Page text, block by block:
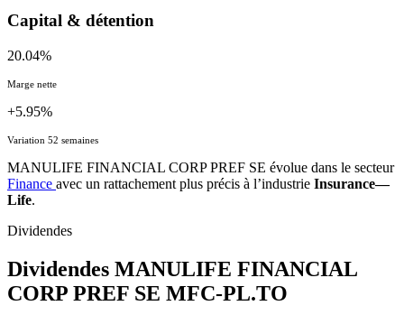
Capital & détention
20.04%
Marge nette
+5.95%
Variation 52 semaines
MANULIFE FINANCIAL CORP PREF SE évolue dans le secteur
Finance avec un rattachement plus précis à l’industrie Insurance—
Life.
Dividendes
Dividendes MANULIFE FINANCIAL
CORP PREF SE MFC-PL.TO